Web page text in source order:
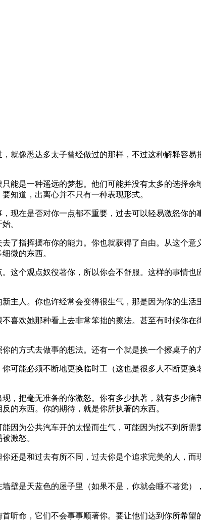
像悉达多太子曾经做过的那样，不过这种解释容易
是一种遥远的梦想。他们可能并没有太多的选择余
知道，出离心并不只有一种表现形式。
在是否对你一点都不重要，过去可以轻易激怒你的
。
指挥摆布你的能力。你也就获得了自由。从这个意
微的东西。
个观点奴役著你，所以你会不舒服。这样的事情也
人。你也许经常会变得很生气，那是因为你的生活
欢她那种看上去非常笨拙的擦法。甚至有时候你在
方式去做事的想法。还有一个就是换一个擦桌子的
能必须不断地更换临时工（这也是很多人不断更换
把毫无准备的你激怒。你有多少执著，就有多少痛
的东西。你的期待，就是你所执著的东西。
为公共汽车开的太慢而生气，可能因为找不到所需
激怒。
是和过去有所不同，过去你是个追求完美的人，而
是天蓝色的屋子里（如果不是，你就会睡不著觉）
命，它们不会事事顺著你。要让他们达到你所希望